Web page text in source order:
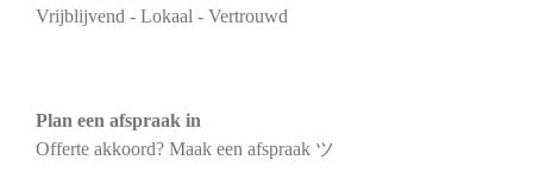
Vrijblijvend - Lokaal - Vertrouwd
Plan een afspraak in
Offerte akkoord? Maak een afspraak ツ